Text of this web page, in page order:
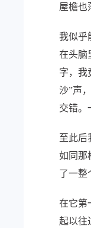
屋檐也
我似乎
在头脑
字，我
沙”声
交错。
至此后
如同那
了一整
在它第
起以往